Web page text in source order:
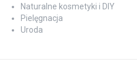
Naturalne kosmetyki i DIY
Pielęgnacja
Uroda